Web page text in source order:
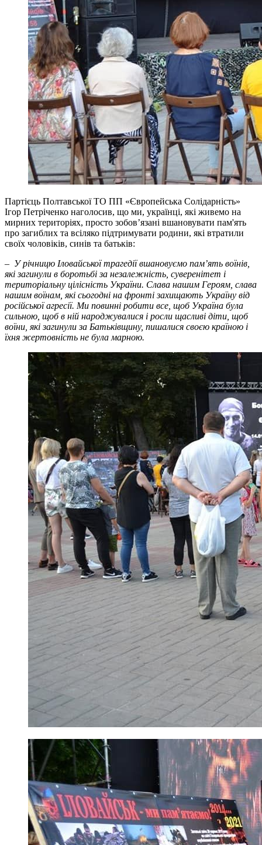
Партієць Полтавської ТО ПП «Європейська Солідарність»
Ігор Петріченко наголосив, що ми, українці, які живемо на
мирних територіях, просто зобов’язані вшановувати пам'ять
про загиблих та всіляко підтримувати родини, які втратили
своїх чоловіків, синів та батьків:
– У річницю Іловайської трагедії вшановуємо пам’ять воїнів,
які загинули в боротьбі за незалежність, суверенітет і
територіальну цілісність України. Слава нашим Героям, слава
нашим воїнам, які сьогодні на фронті захищають Україну від
російської агресії. Ми повинні робити все, щоб Україна була
сильною, щоб в ній народжувалися і росли щасливі діти, щоб
воїни, які загинули за Батьківщину, пишалися своєю країною і
їхня жертовність не була марною.